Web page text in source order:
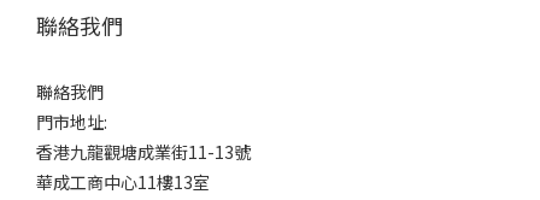
聯絡我們
聯絡我們
門市地址:
香港九龍觀塘成業街11-13號
華成工商中心11樓13室